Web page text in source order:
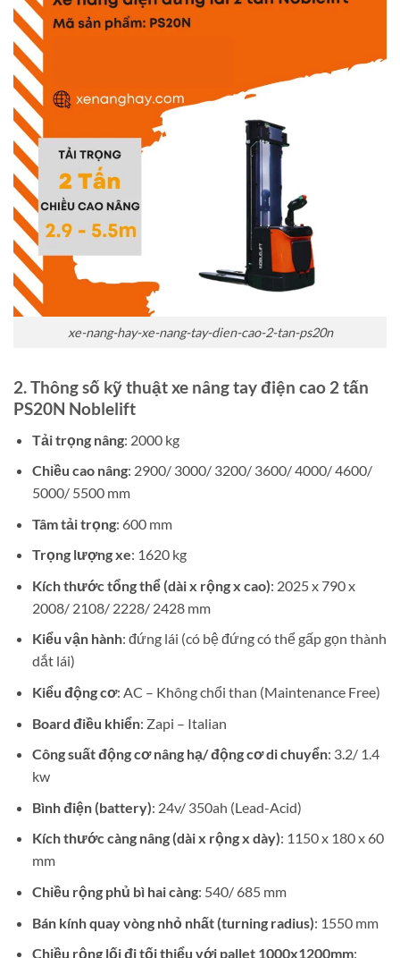
xe-nang-hay-xe-nang-tay-dien-cao-2-tan-ps20n
2. Thông số kỹ thuật xe nâng tay điện cao 2 tấn
PS20N Noblelift
Tải trọng nâng: 2000 kg
Chiều cao nâng: 2900/ 3000/ 3200/ 3600/ 4000/ 4600/
5000/ 5500 mm
Tâm tải trọng: 600 mm
Trọng lượng xe: 1620 kg
Kích thước tổng thể (dài x rộng x cao): 2025 x 790 x
2008/ 2108/ 2228/ 2428 mm
Kiểu vận hành: đứng lái (có bệ đứng có thể gấp gọn thành
dắt lái)
Kiểu động cơ: AC – Không chổi than (Maintenance Free)
Board điều khiển: Zapi – Italian
Công suất động cơ nâng hạ/ động cơ di chuyển: 3.2/ 1.4
kw
Bình điện (battery): 24v/ 350ah (Lead-Acid)
Kích thước càng nâng (dài x rộng x dày): 1150 x 180 x 60
mm
Chiều rộng phủ bì hai càng: 540/ 685 mm
Bán kính quay vòng nhỏ nhất (turning radius): 1550 mm
Chiều rộng lối đi tối thiểu với pallet 1000x1200mm: